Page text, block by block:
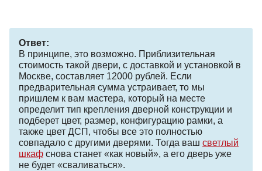
Ответ:
В принципе, это возможно. Приблизительная
стоимость такой двери, с доставкой и установкой в
Москве, составляет 12000 рублей. Если
предварительная сумма устраивает, то мы
пришлем к вам мастера, который на месте
определит тип крепления дверной конструкции и
подберет цвет, размер, конфигурацию рамки, а
также цвет ДСП, чтобы все это полностью
совпадало с другими дверями. Тогда ваш светлый
шкаф снова станет «как новый», а его дверь уже
не будет «сваливаться».